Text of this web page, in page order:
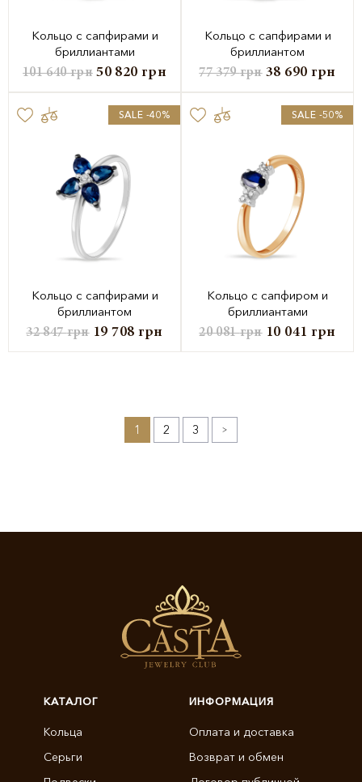
Кольцо с сапфирами и
бриллиантами
101 640грн 50 820 грн
Кольцо с сапфирами и
бриллиантом
77 379грн 38 690 грн
SALE -40%
Кольцо с сапфирами и
бриллиантом
32 847грн 19 708 грн
SALE -50%
Кольцо с сапфиром и
бриллиантами
20 081грн 10 041 грн
1 2 3 »
КАТАЛОГ
Кольца
Серьги
ИНФОРМАЦИЯ
Оплата и доставка
Возврат и обмен